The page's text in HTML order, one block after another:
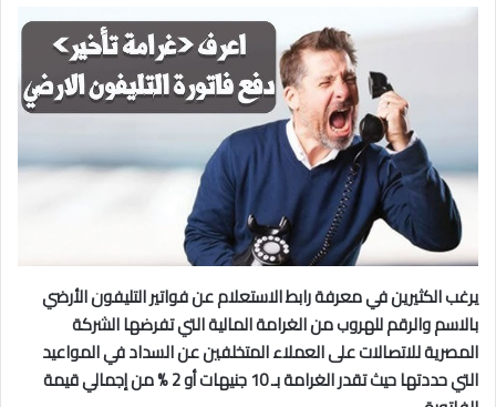
يرغب الكثيرين في معرفة رابط الاستعلام عن فواتير التليفون الأرضي
بالاسم والرقم للهروب من الغرامة المالية التي تفرضها الشركة
المصرية للاتصالات على العملاء المتخلفين عن السداد في المواعيد
التي حددتها حيث تقدر الغرامة بـ 10 جنيهات أو 2 % من إجمالي قيمة